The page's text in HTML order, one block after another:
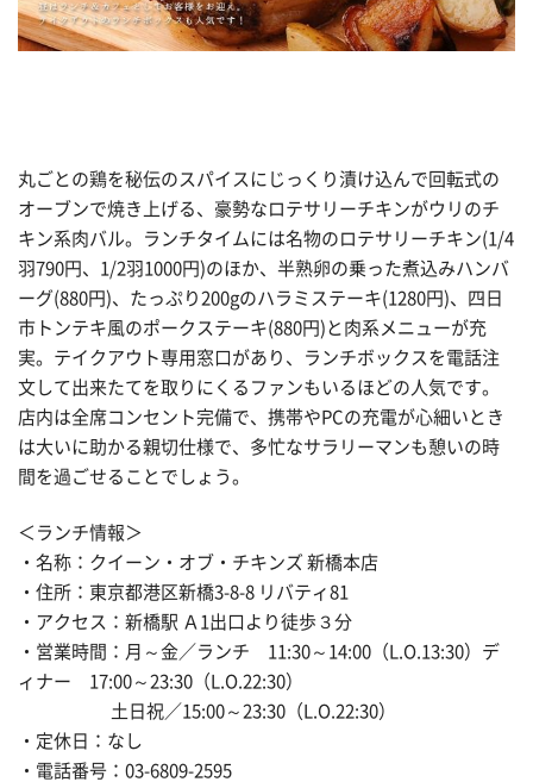
丸ごとの鶏を秘伝のスパイスにじっくり漬け込んで回転式の
オーブンで焼き上げる、豪勢なロテサリーチキンがウリのチ
キン系肉バル。ランチタイムには名物のロテサリーチキン(1/4
羽790円、1/2羽1000円)のほか、半熟卵の乗った煮込みハンバ
ーグ(880円)、たっぷり200gのハラミステーキ(1280円)、四日
市トンテキ風のポークステーキ(880円)と肉系メニューが充
実。テイクアウト専用窓口があり、ランチボックスを電話注
文して出来たてを取りにくるファンもいるほどの人気です。
店内は全席コンセント完備で、携帯やPCの充電が心細いとき
は大いに助かる親切仕様で、多忙なサラリーマンも憩いの時
間を過ごせることでしょう。
＜ランチ情報＞
・名称：クイーン・オブ・チキンズ 新橋本店
・住所：東京都港区新橋3-8-8 リバティ81
・アクセス：新橋駅 Ａ1出口より徒歩３分
・営業時間：月～金／ランチ 11:30～14:00（L.O.13:30）デ
ィナー 17:00～23:30（L.O.22:30）
土日祝／15:00～23:30（L.O.22:30）
・定休日：なし
・電話番号：03-6809-2595